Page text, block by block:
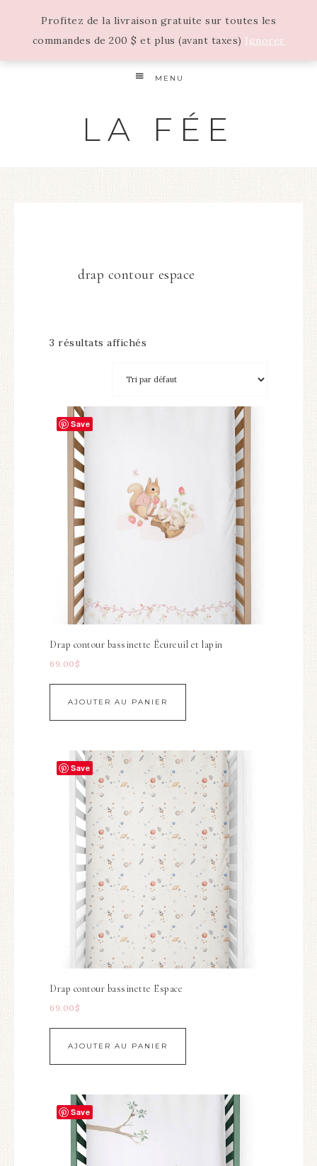
Profitez de la livraison gratuite sur toutes les
commandes de 200 $ et plus (avant taxes) Ignorer
MENU
LA FÉE
drap contour espace
3 résultats affichés
Save
Drap contour bassinette Écureuil et lapin
69.00 $
AJOUTER AU PANIER
Save
Drap contour bassinette Espace
69.00 $
AJOUTER AU PANIER
Save